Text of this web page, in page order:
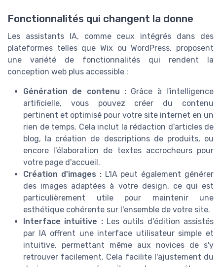
Fonctionnalités qui changent la donne
Les assistants IA, comme ceux intégrés dans des
plateformes telles que Wix ou WordPress, proposent
une variété de fonctionnalités qui rendent la
conception web plus accessible :
Génération de contenu : Grâce à l'intelligence
artificielle, vous pouvez créer du contenu
pertinent et optimisé pour votre site internet en un
rien de temps. Cela inclut la rédaction d'articles de
blog, la création de descriptions de produits, ou
encore l'élaboration de textes accrocheurs pour
votre page d'accueil.
Création d'images :L'IA peut également générer
des images adaptées à votre design, ce qui est
particulièrement utile pour maintenir une
esthétique cohérente sur l'ensemble de votre site.
Interface intuitive :Les outils d'édition assistés
par IA offrent une interface utilisateur simple et
intuitive, permettant même aux novices de s'y
retrouver facilement. Cela facilite l'ajustement du